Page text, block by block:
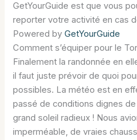
GetYourGuide est que vous
reporter votre activité en cas
Powered byGetYourGuide
Comment s’équiper pour le
Finalement la randonnée en
il faut juste prévoir de quoi
possibles. La météo est en
passé de conditions dignes de
grand soleil radieux ! Nous
imperméable, de vraies